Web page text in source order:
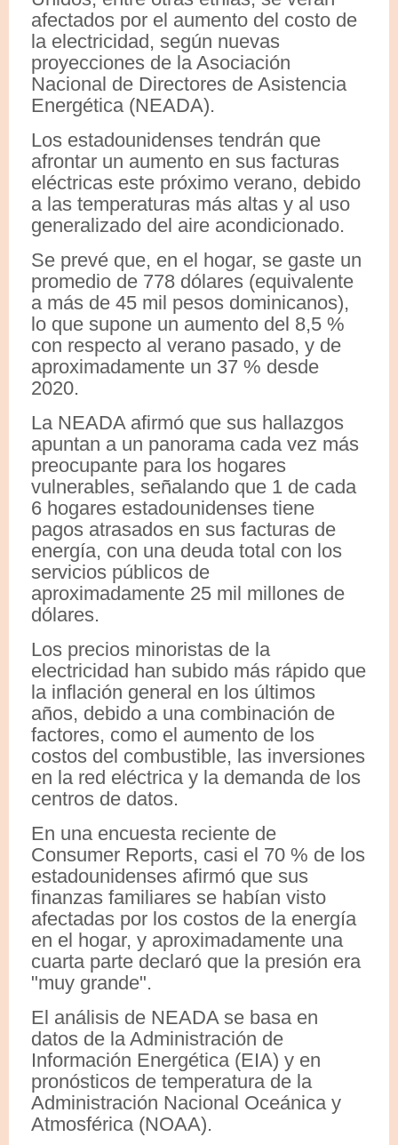
afectados por el aumento del costo de
la electricidad, según nuevas
proyecciones de la Asociación
Nacional de Directores de Asistencia
Energética (NEADA).
Los estadounidenses tendrán que
afrontar un aumento en sus facturas
eléctricas este próximo verano, debido
a las temperaturas más altas y al uso
generalizado del aire acondicionado.
Se prevé que, en el hogar, se gaste un
promedio de 778 dólares (equivalente
a más de 45 mil pesos dominicanos),
lo que supone un aumento del 8,5 %
con respecto al verano pasado, y de
aproximadamente un 37 % desde
2020.
La NEADA afirmó que sus hallazgos
apuntan a un panorama cada vez más
preocupante para los hogares
vulnerables, señalando que 1 de cada
6 hogares estadounidenses tiene
pagos atrasados en sus facturas de
energía, con una deuda total con los
servicios públicos de
aproximadamente 25 mil millones de
dólares.
Los precios minoristas de la
electricidad han subido más rápido que
la inflación general en los últimos
años, debido a una combinación de
factores, como el aumento de los
costos del combustible, las inversiones
en la red eléctrica y la demanda de los
centros de datos.
En una encuesta reciente de
Consumer Reports, casi el 70 % de los
estadounidenses afirmó que sus
finanzas familiares se habían visto
afectadas por los costos de la energía
en el hogar, y aproximadamente una
cuarta parte declaró que la presión era
"muy grande".
El análisis de NEADA se basa en
datos de la Administración de
Información Energética (EIA) y en
pronósticos de temperatura de la
Administración Nacional Oceánica y
Atmosférica (NOAA).